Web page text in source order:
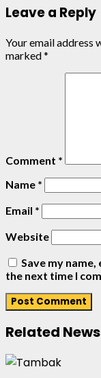
Leave a Reply
Your email address
marked*
Comment *
Name *
Email *
Website
Save my
the next time I
Related News